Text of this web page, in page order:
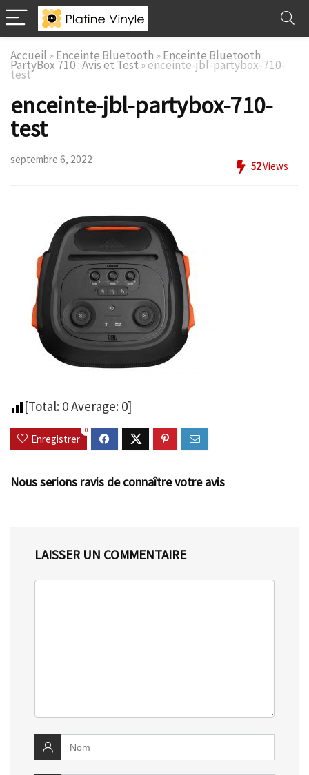
Accueil »Enceinte Bluetooth »Enceinte Bluetooth
PartyBox 710 : Avis et Test »enceinte-jbl-partybox-710-
test
enceinte-jbl-partybox-710-
test
septembre 6, 2022
52Views
[Total: 0Average: 0]
Enregistrer
0
Nous serions ravis de connaître votre avis
LAISSER UN COMMENTAIRE